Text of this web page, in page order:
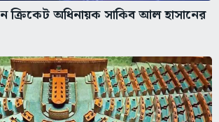
ক্রিকেট অধিনায়ক সাকিব আল হাসানের